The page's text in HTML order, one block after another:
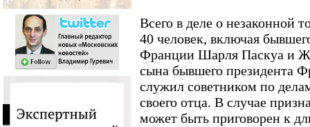
Всего в деле о незаконной
40 человек, включая
Франции Шарля Паскуа и
сына бывшего президента
служил советником по
своего отца. В случае
может быть приговорен к